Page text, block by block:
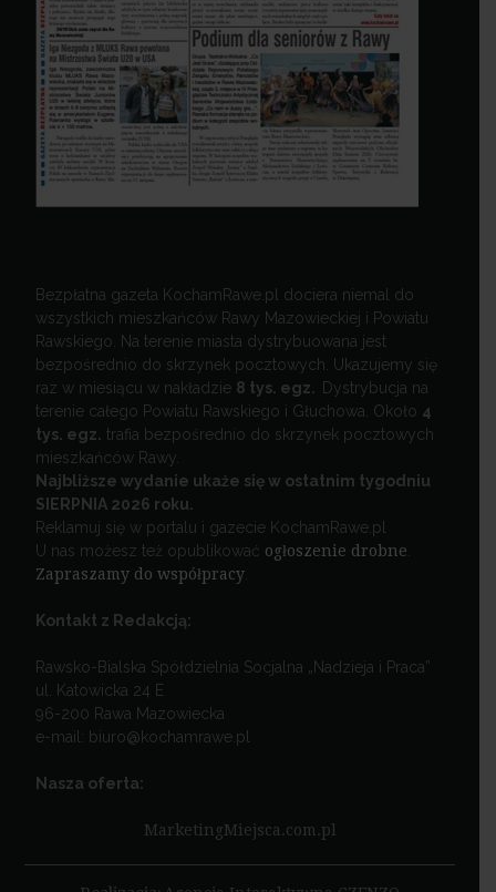
Bezpłatna gazeta KochamRawe.pl dociera niemal do
wszystkich mieszkańców Rawy Mazowieckiej i Powiatu
Rawskiego. Na terenie miasta dystrybuowana jest
bezpośrednio do skrzynek pocztowych. Ukazujemy się
raz w miesiącu w nakładzie 8 tys. egz.
Dystrybucja na
terenie całego Powiatu Rawskiego i Głuchowa. Około 4
tys. egz. trafia bezpośrednio do skrzynek pocztowych
mieszkańców Rawy.
Najbliższe wydanie ukaże się w ostatnim tygodniu
SIERPNIA 2026 roku.
Reklamuj się w portalu i gazecie KochamRawe.pl
U nas możesz też opublikować ogłoszenie drobne
Zapraszamy do współpracy.
Kontakt z Redakcją:
Rawsko-Bialska Spółdzielnia Socjalna „Nadzieja i Praca”
ul. Katowicka 24 E
96-200 Rawa Mazowiecka
e-mail: biuro@kochamrawe.pl
Nasza oferta:
MarketingMiejsca.com.pl